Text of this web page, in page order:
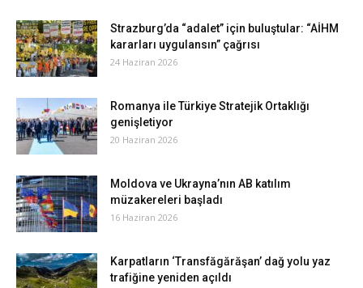
Strazburg’da “adalet” için buluştular: “AİHM
kararları uygulansın” çağrısı
24 Haziran 2026
Romanya ile Türkiye Stratejik Ortaklığı
genişletiyor
20 Haziran 2026
Moldova ve Ukrayna’nın AB katılım
müzakereleri başladı
16 Haziran 2026
Karpatların ‘Transfăgărăşan’ dağ yolu yaz
trafiğine yeniden açıldı